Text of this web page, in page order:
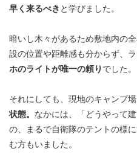
早く来るべき と学びました。
暗いし木々があるため敷地内の
設の位置や距離感も分からず、
ホのライトが唯一の頼り でした。
それにしても、現地のキャンプ
状態。 なかには、「どうやって
の、まるで自衛隊のテントの様
む方もいました。